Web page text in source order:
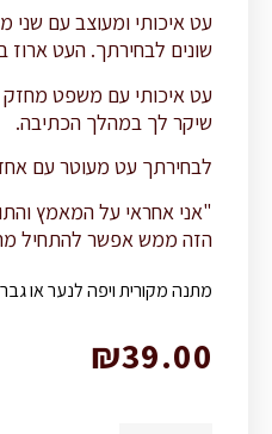
עט איכותי ומעוצב עם שני
שונים לבחירתך. העט ארוז
עט איכותי עם משפט מחזק
שיקר לך במהלך הכתיבה.
לבחירתך עט מעוטר עם
"אני אחראי על המאמץ
הזה ממש אפשר להתחיל
מתנה מקורית ויפה לנער או
₪39.00